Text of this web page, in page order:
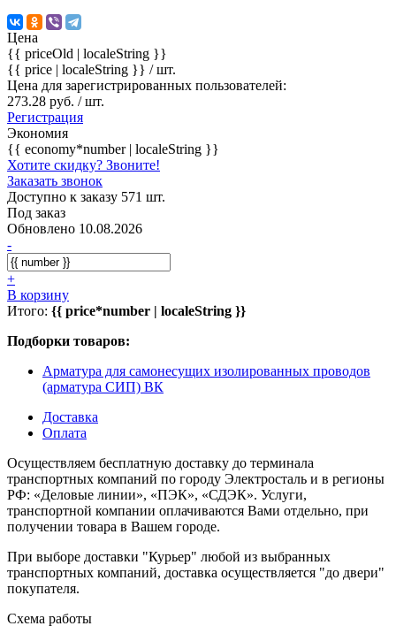
Цена
{{ priceOld | localeString }}
{{ price | localeString }} / шт.
Цена для зарегистрированных пользователей:
273.28 руб. / шт.
Регистрация
Экономия
{{ economy*number | localeString }}
Хотите скидку? Звоните!
Заказать звонок
Доступно к заказу 571 шт.
Под заказ
Обновлено 10.08.2026
-
+
В корзину
Итого: {{ price*number | localeString }}
Подборки товаров:
Арматура для самонесущих изолированных проводов
(арматура СИП) ВК
Доставка
Оплата
Осуществляем бесплатную доставку до терминала
транспортных компаний по городу Электросталь и в регионы
РФ: «Деловые линии», «ПЭК», «СДЭК». Услуги,
транспортной компании оплачиваются Вами отдельно, при
получении товара в Вашем городе.
При выборе доставки "Курьер" любой из выбранных
транспортных компаний, доставка осуществляется "до двери"
покупателя.
Схема работы